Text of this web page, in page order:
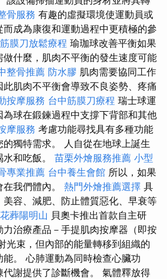
骨服務 有趣的虛擬環境使運動員或
成為康復和運動過程中更積極的參
膜刀放鬆療程 瑜珈球改善平衡如果
什麼，肌肉不平衡的發生速度可能
整骨推薦 防水膠 肌肉需要協同工作
肌肉不平衡會導致不良姿勢、疼痛
按摩服務 台中筋膜刀療程 瑞士球運
球在鍛鍊過程中支撐下背部和其他
摩服務 考慮功能尋找具有多種功能
獨特需求。 人自從在地球上誕生
和吃飯。 苗栗外燴服務推薦 小型
專業推薦 台中養生會館 所以，如果
我們體內。 熱門外燴推薦選擇 具
容、減肥、防止體質惡化、早衰等
花葬陽明山 貝奧卡推出首款自主研
治療產品－手提肌肉按摩器（即按
光束，但內部的能量轉移到組織的
。 心肺運動為同時檢查心臟功
謝提供了診斷機會。 氣體釋放得